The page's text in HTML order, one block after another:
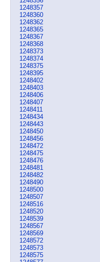
1248357
1248360
1248362
1248365
1248367
1248368
1248373
1248374
1248375
1248395
1248402
1248403
1248406
1248407
1248411
1248434
1248443
1248450
1248456
1248472
1248475
1248476
1248481
1248482
1248490
1248500
1248507
1248516
1248520
1248539
1248567
1248569
1248572
1248573
1248575